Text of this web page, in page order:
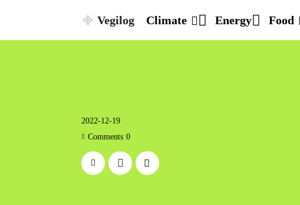
Vegilog Climate Energy Food
2022-12-19
Comments 0